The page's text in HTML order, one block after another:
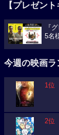
【プレゼン
『
5名
今週の映画ラ
1位
2位